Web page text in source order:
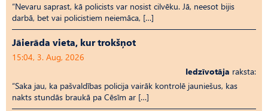
“Nevaru saprast, kā policists var nosist cilvēku. Jā, neesot bijis
darbā, bet vai policistiem neiemāca, […]
Jāierāda vieta, kur trokšņot
15:04, 3. Aug, 2026
Iedzīvotāja raksta:
“Saka jau, ka pašvaldības policija vairāk kontrolē jauniešus, kas
nakts stundās braukā pa Cēsīm ar […]